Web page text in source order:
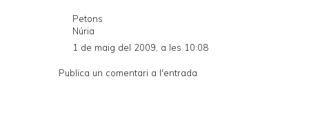
Petons
Núria
1 de maig del 2009, a les 10:08
Publica un comentari a l'entrada